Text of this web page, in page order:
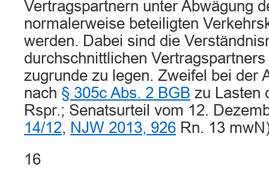
Vertragspartnern unter Abwägung
normalerweise beteiligten
werden. Dabei sind die
durchschnittlichen
zugrunde zu legen. Zweifel bei der
nach § 305c Abs. 2 BGB zu Lasten
Rspr.; Senatsurteil vom 12.
14/12, NJW 2013, 926 Rn. 13
16